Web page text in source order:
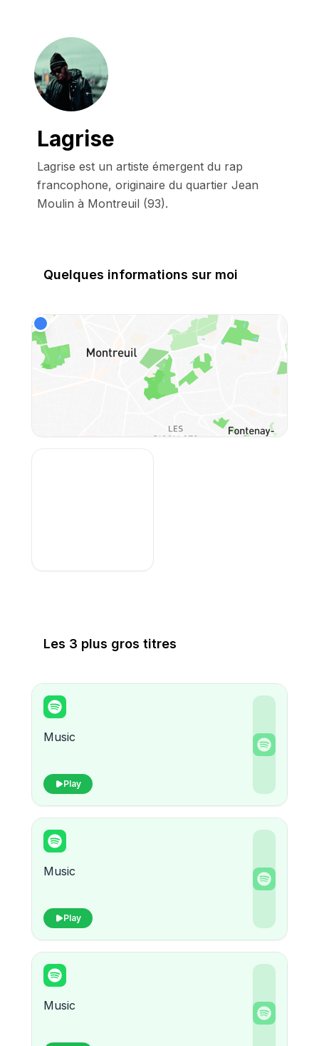
Lagrise
Lagrise est un artiste émergent du rap
francophone, originaire du quartier Jean
Moulin à Montreuil (93).
Les 3 plus gros titres
Quelques informations sur moi
Music
Play
Music
Play
Music